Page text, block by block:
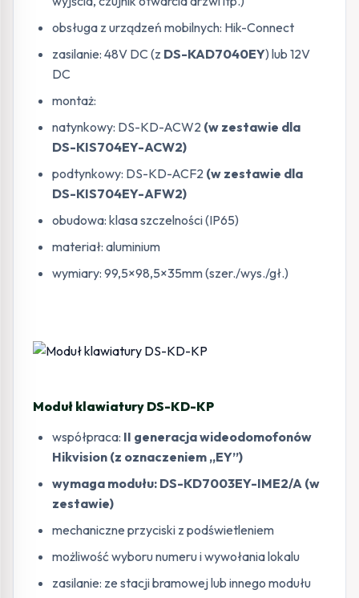
obsługa z urządzeń mobilnych: Hik-Connect
zasilanie: 48V DC (z DS-KAD7040EY) lub 12V
DC
montaż:
natynkowy: DS-KD-ACW2 (w zestawie dla
DS-KIS704EY-ACW2)
podtynkowy: DS-KD-ACF2 (w zestawie dla
DS-KIS704EY-AFW2)
obudowa: klasa szczelności (IP65)
materiał: aluminium
wymiary: 99,5×98,5×35mm (szer./wys./gł.)
Moduł klawiatury DS-KD-KP
współpraca: II generacja wideodomofonów
Hikvision (z oznaczeniem „EY”)
wymaga modułu: DS-KD7003EY-IME2/A (w
zestawie)
mechaniczne przyciski z podświetleniem
możliwość wyboru numeru i wywołania lokalu
zasilanie: ze stacji bramowej lub innego modułu